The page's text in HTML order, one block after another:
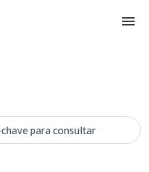
para consultar